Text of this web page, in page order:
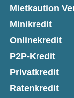
Mietkaution
Minikredit
Onlinekredit
P2P-Kredit
Privatkredit
Ratenkredit